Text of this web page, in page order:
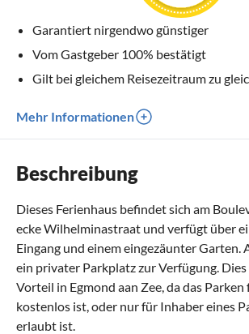
Garantiert nirgendwo günstiger
Vom Gastgeber 100% bestätigt
Gilt bei gleichem Reisezeitraum zu
Mehr Informationen
Beschreibung
Dieses Ferienhaus befindet sich am
ecke Wilhelminastraat und verfügt über
Eingang und einem eingezäunter Garten.
ein privater Parkplatz zur Verfügung.
Vorteil in Egmond aan Zee, da das
kostenlos ist, oder nur für Inhaber eines
erlaubt ist.